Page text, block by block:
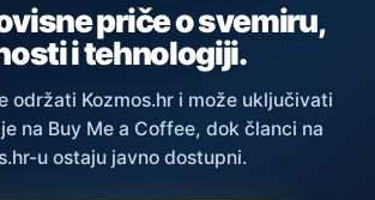
priče o svemiru,
i tehnologiji.
održati Kozmos.hr i može uključivati
na Buy Me a Coffee, dok članci na
u ostaju javno dostupni.